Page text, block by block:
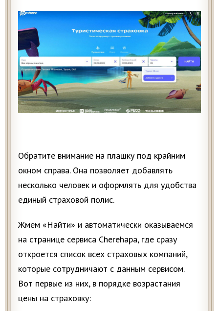
Обратите внимание на плашку под крайним
окном справа. Она позволяет добавлять
несколько человек и оформлять для удобства
единый страховой полис.
Жмем «Найти» и автоматически оказываемся
на странице сервиса Cherehapa, где сразу
откроется список всех страховых компаний,
которые сотрудничают с данным сервисом.
Вот первые из них, в порядке возрастания
цены на страховку: